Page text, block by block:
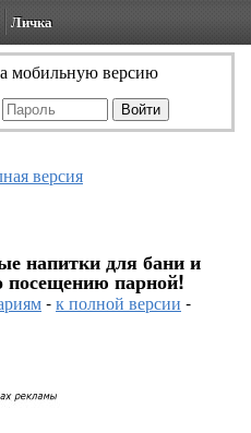
Личка
мобильную версию
версия
напитки для бани и
посещению парной!
-к полной версии -